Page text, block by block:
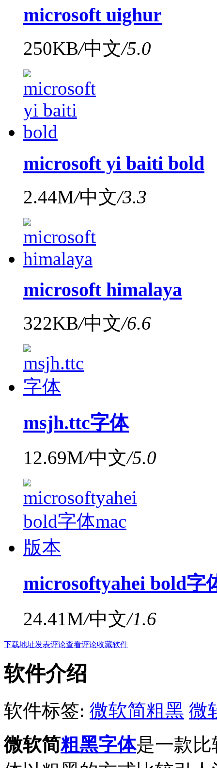
microsoft uighur
250KB/中文/5.0
microsoft yi baiti bold
2.44M/中文/3.3
microsoft himalaya
322KB/中文/6.6
msjh.ttc字体
12.69M/中文/5.0
microsoftyahei bold字
24.41M/中文/1.6
下载地址发表评论查看评论收藏软件
软件介绍
软件标签: 微软简粗黑 微
微软简粗黑字体是一款比